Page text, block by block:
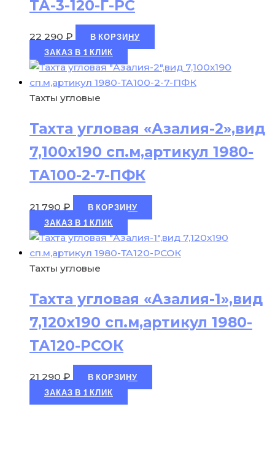
ТА-3-120-Г-РС
22 290 ₽
В КОРЗИНУ
ЗАКАЗ В 1 КЛИК
Тахты угловые
Тахта угловая «Азалия-2»,вид
7,100х190 сп.м,артикул 1980-
ТА100-2-7-ПФК
21 790 ₽
В КОРЗИНУ
ЗАКАЗ В 1 КЛИК
Тахты угловые
Тахта угловая «Азалия-1»,вид
7,120х190 сп.м,артикул 1980-
ТА120-РСОК
21 290 ₽
В КОРЗИНУ
ЗАКАЗ В 1 КЛИК